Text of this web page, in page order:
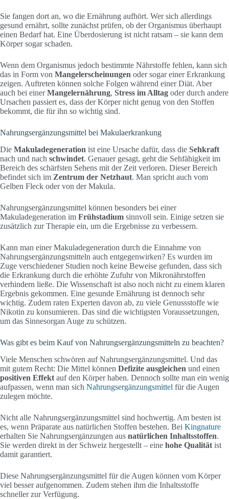
Sie fangen dort an, wo die Ernährung aufhört. Wer sich allerdings
gesund ernährt, sollte zunächst prüfen, ob der Organismus überhaupt
einen Bedarf hat. Eine Überdosierung ist nicht ratsam – sie kann dem
Körper sogar schaden.
Wenn dem Organismus jedoch bestimmte Nährstoffe fehlen, kann sich
das in Form von Mangelerscheinungen oder sogar einer Erkrankung
zeigen. Auftreten können solche Folgen während einer Diät. Aber
auch bei einerMangelernährung, Stress im Alltag oder durch andere
Ursachen passiert es, dass der Körper nicht genug von den Stoffen
bekommt, die für ihn so wichtig sind.
Nahrungsergänzungsmittel bei Makulaerkrankung
Die Makuladegeneration ist eine Ursache dafür, dass die Sehkraft
nach und nach schwindet. Genauer gesagt, geht die Sehfähigkeit im
Bereich des schärfsten Sehens mit der Zeit verloren. Dieser Bereich
befindet sich im Zentrum der Netzhaut. Man spricht auch vom
Gelben Fleck oder von der Makula.
Nahrungsergänzungsmittel können besonders bei einer
Makuladegeneration im Frühstadium sinnvoll sein. Einige setzen sie
zusätzlich zur Therapie ein, um die Ergebnisse zu verbessern.
Kann man einer Makuladegeneration durch die Einnahme von
Nahrungsergänzungsmitteln auch entgegenwirken? Es wurden im
Zuge verschiedener Studien noch keine Beweise gefunden, dass sich
die Erkrankung durch die erhöhte Zufuhr von Mikronährstoffen
verhindern ließe. Die Wissenschaft ist also noch nicht zu einem klaren
Ergebnis gekommen. Eine gesunde Ernährung ist dennoch sehr
wichtig. Zudem raten Experten davon ab, zu viele Genussstoffe wie
Nikotin zu konsumieren. Das sind die wichtigsten Voraussetzungen,
um das Sinnesorgan Auge zu schützen.
Was gibt es beim Kauf von Nahrungsergänzungsmitteln zu beachten?
Viele Menschen schwören auf Nahrungsergänzungsmittel. Und das
mit gutem Recht: Die Mittel können Defizite ausgleichen und einen
positiven Effekt auf den Körper haben. Dennoch sollte man ein wenig
aufpassen, wenn man sich Nahrungsergänzungsmittel für die Augen
zulegen möchte.
Nicht alle Nahrungsergänzungsmittel sind hochwertig. Am besten ist
es, wenn Präparate aus natürlichen Stoffen bestehen. Bei Kingnature
erhalten Sie Nahrungsergänzungen aus natürlichen Inhaltsstoffen.
Sie werden direkt in der Schweiz hergestellt – eine hohe Qualität ist
damit garantiert.
Diese Nahrungsergänzungsmittel für die Augen können vom Körper
viel besser aufgenommen. Zudem stehen ihm die Inhaltsstoffe
schneller zur Verfügung.